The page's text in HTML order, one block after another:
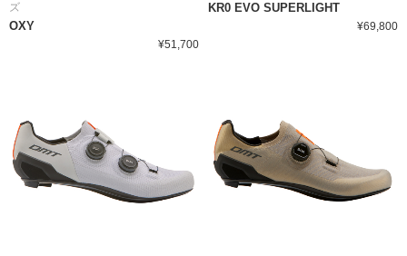
ズ
OXY
¥51,700
KR0 EVO SUPERLIGHT
¥69,800